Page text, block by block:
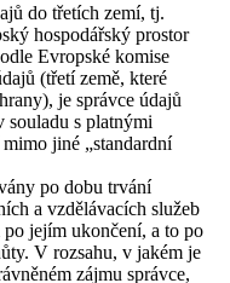
do třetích zemí, tj.
hospodářský prostor
Evropské komise
(třetí země, které
je správce údajů
souladu s platnými
jiné „standardní
po dobu trvání
a vzdělávacích služeb
jejím ukončení, a to po
V rozsahu, v jakém je
zájmu správce,